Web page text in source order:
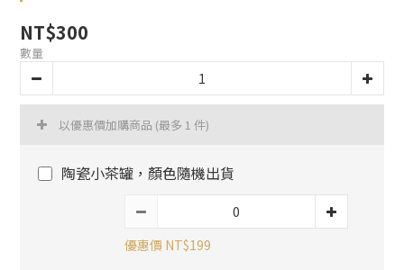
NT$300
數量
以優惠價加購商品 (最多 1 件)
陶瓷小茶罐，顏色隨機出貨
優惠價 NT$199